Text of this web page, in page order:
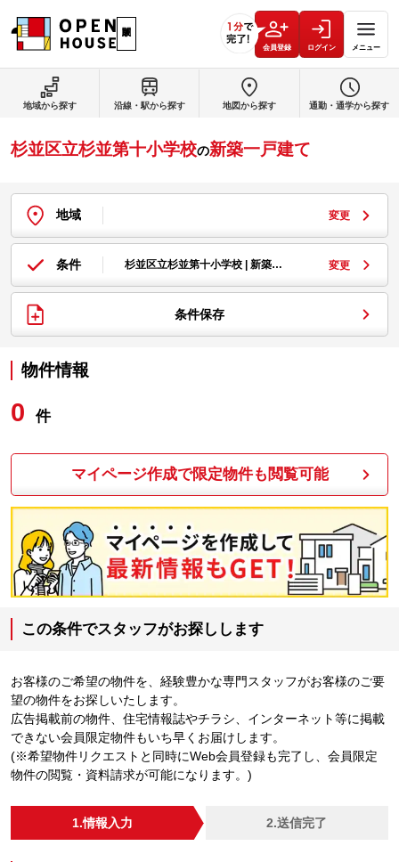
会員登録 ログイン メニュー
杉並区立杉並第十小学校の新築一戸建て
地域 変更
条件 杉並区立杉並第十小学校 | 新築… 変更
条件保存
物件情報
0 件
マイページ作成で限定物件も閲覧可能
この条件でスタッフがお探しします
お客様のご希望の物件を、経験豊かな専門スタッフがお客様のご要
望の物件をお探しいたします。
広告掲載前の物件、住宅情報誌やチラシ、インターネット等に掲載
できない会員限定物件もいち早くお届けします。
(※希望物件リクエストと同時にWeb会員登録も完了し、会員限定
物件の閲覧・資料請求が可能になります。)
1.情報入力 2.送信完了
地域から探す 沿線・駅から探す 地図から探す 通勤・通学から探す